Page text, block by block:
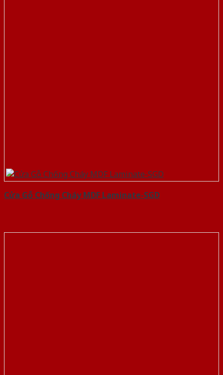
Cửa Gỗ Chống Cháy MDF Laminate-SGD